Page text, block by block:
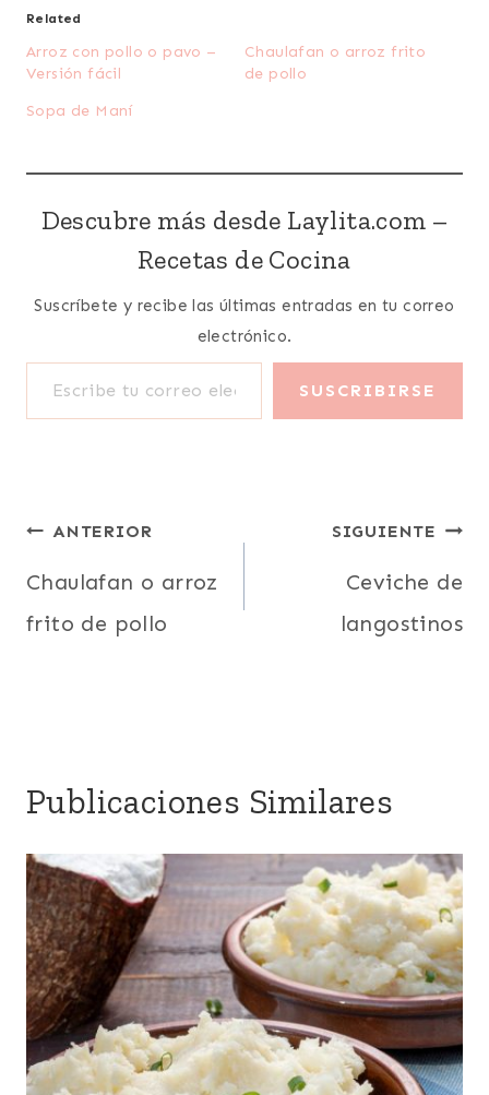
Related
Arroz con pollo o pavo –
Versión fácil
Chaulafan o arroz frito
de pollo
Sopa de Maní
Descubre más desde Laylita.com –
Recetas de Cocina
Suscríbete y recibe las últimas entradas en tu correo
electrónico.
Escribe tu correo electrónico…
SUSCRIBIRSE
Navegación
de
entradas
ANTERIOR
Chaulafan o arroz
frito de pollo
SIGUIENTE
Ceviche de
langostinos
Publicaciones Similares